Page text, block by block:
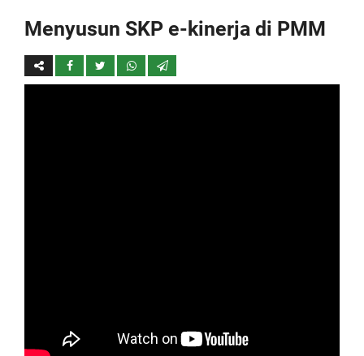
Menyusun SKP e-kinerja di PMM